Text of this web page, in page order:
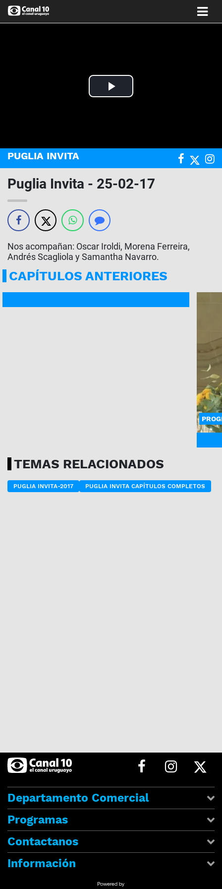
Play
PUGLIA INVITA
Puglia Invita - 25-02-17
Nos acompañan: Oscar Iroldi, Morena Ferreira,
Andrés Scagliola y Samantha Navarro.
CAPÍTULOS ANTERIORES
PROGRAMA COMPLETO
TEMAS RELACIONADOS
PUGLIA INVITA-2017 PUGLIA INVITA CAPÍTULOS COMPLETOS
Departamento Comercial
Programas
Contactanos
Información